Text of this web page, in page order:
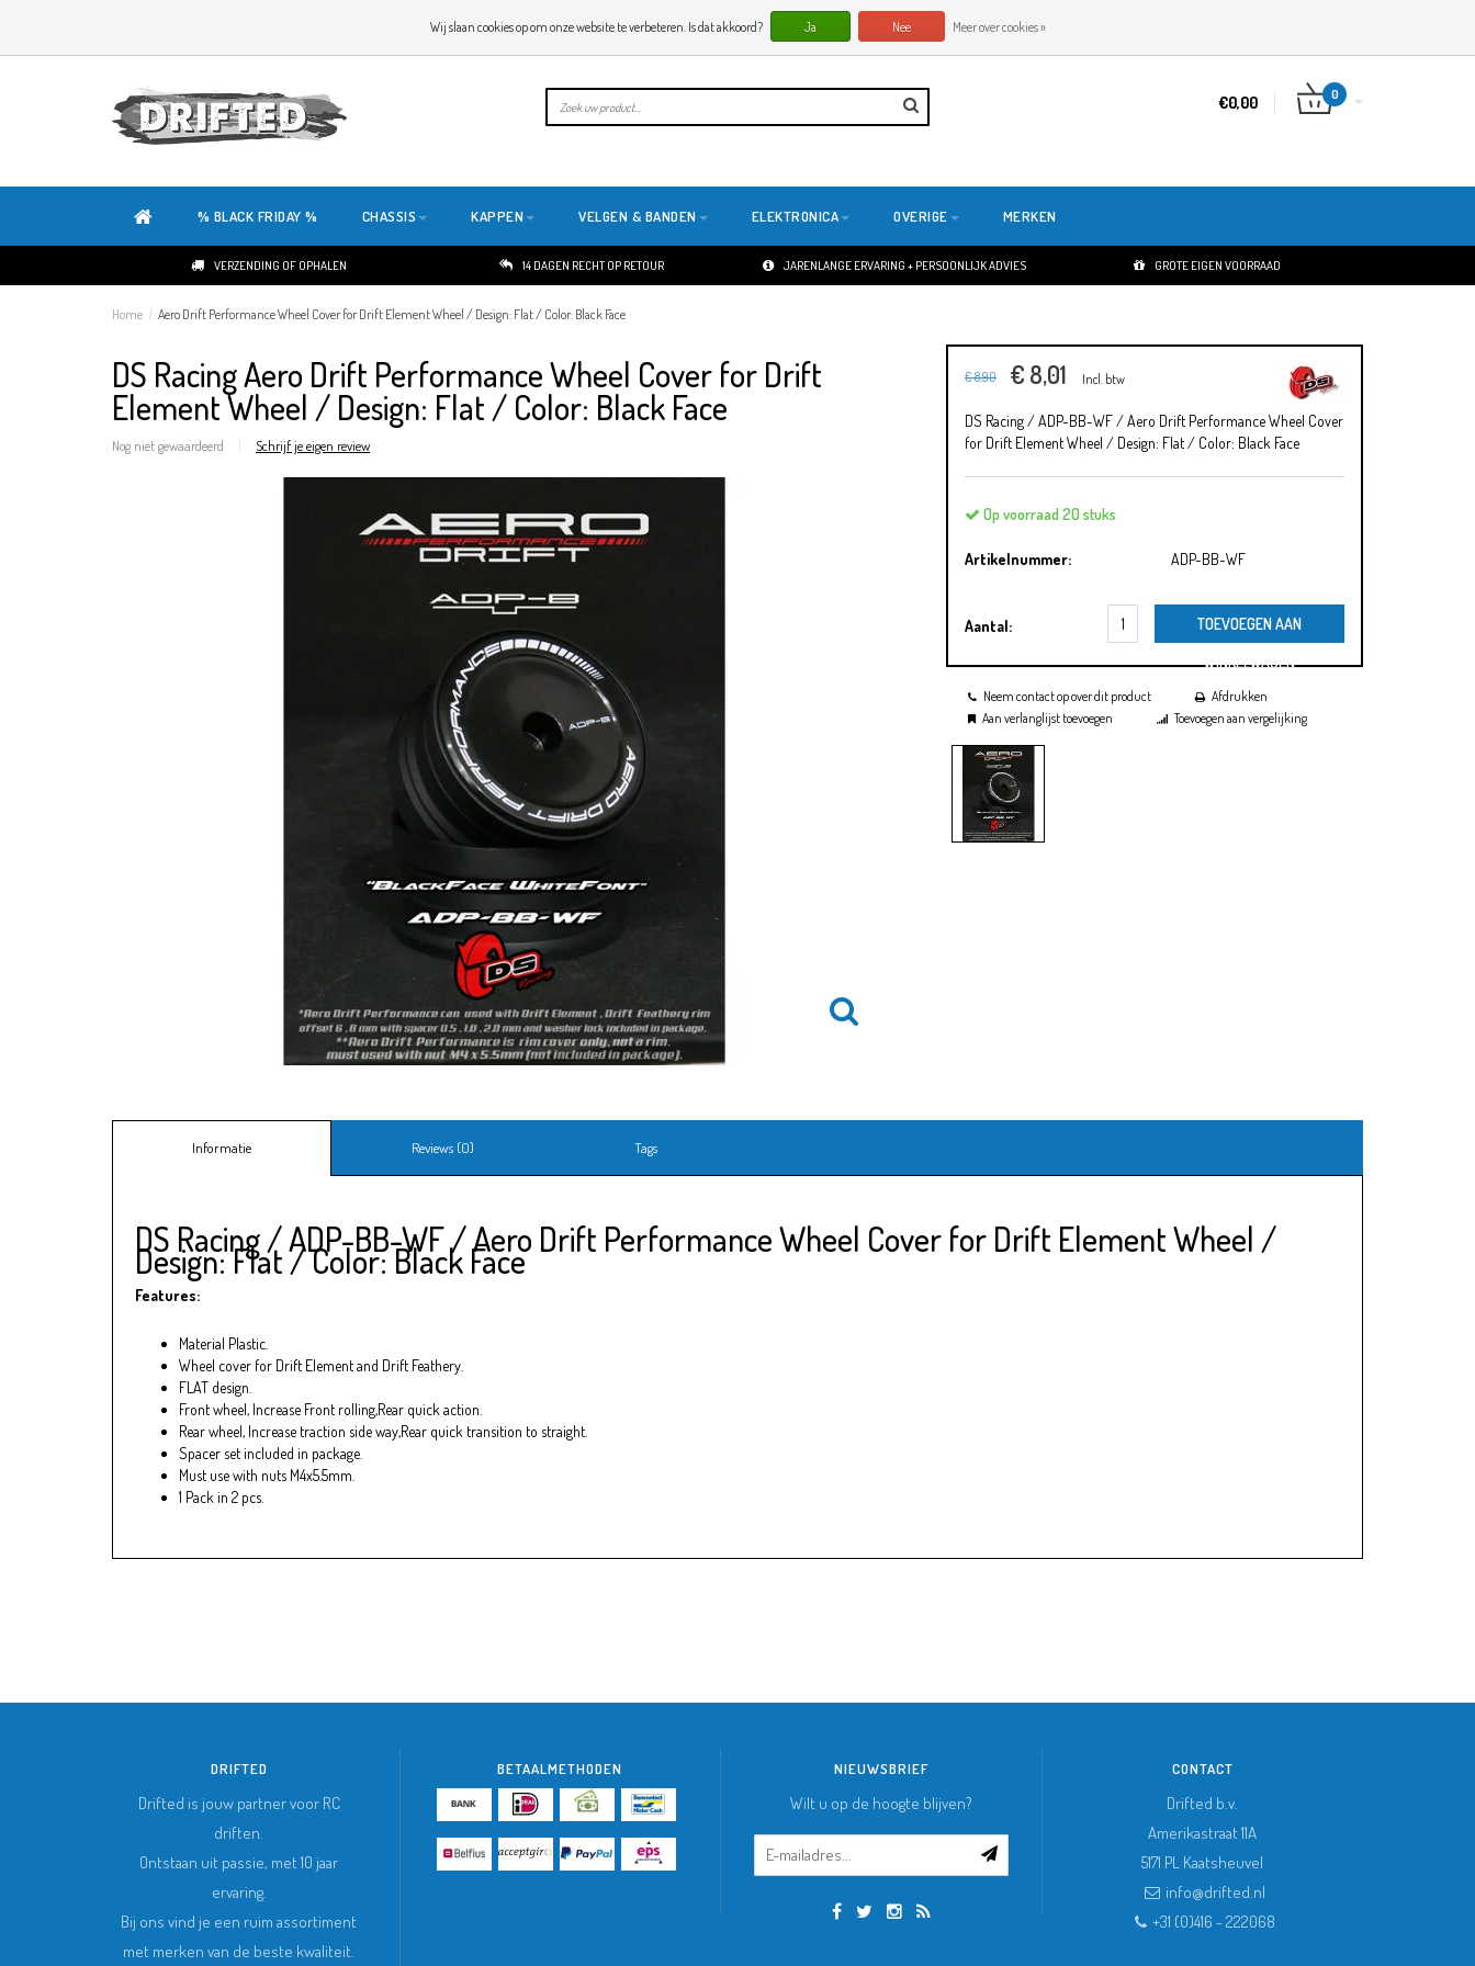
ONZE SITE IS HELEMAAL NIEUW. HEB JE TIPS OF FEEDBACK, KLIK HIER
€0,00 0
% BLACK FRIDAY % CHASSIS KAPPEN VELGEN & BANDEN ELEKTRONICA OVERIGE MERKEN
VERZENDING OF OPHALEN 14 DAGEN RECHT OP RETOUR JARENLANGE ERVARING + PERSOONLIJK ADVIES GROTE EIGEN VOORRAAD
Home / Aero Drift Performance Wheel Cover for Drift Element Wheel / Design: Flat / Color: Black Face
DS Racing Aero Drift Performance Wheel Cover for Drift
Element Wheel / Design: Flat / Color: Black Face
Nog niet gewaardeerd | Schrijf je eigen review
€ 8,90 € 8,01 Incl. btw
DS Racing / ADP-BB-WF / Aero Drift Performance Wheel Cover
for Drift Element Wheel / Design: Flat / Color: Black Face
Op voorraad 20 stuks
Artikelnummer: ADP-BB-WF
Aantal: TOEVOEGEN AAN
WINKELWAGEN
Neem contact op over dit product
Afdrukken
Aan verlanglijst toevoegen
Toevoegen aan vergelijking
Informatie Reviews (0) Tags
DS Racing / ADP-BB-WF / Aero Drift Performance Wheel Cover for Drift Element Wheel /
Design: Flat / Color: Black Face
Features:
Material Plastic.
Wheel cover for Drift Element and Drift Feathery.
FLAT design.
Front wheel, Increase Front rolling,Rear quick action.
Rear wheel, Increase traction side way,Rear quick transition to straight.
Spacer set included in package.
Must use with nuts M4x5.5mm.
1 Pack in 2 pcs.
DRIFTED
Drifted is jouw partner voor RC
driften.
Ontstaan uit passie, met 10 jaar
ervaring.
Bij ons vind je een ruim assortiment
met merken van de beste kwaliteit.
BETAALMETHODEN NIEUWSBRIEF
Wilt u op de hoogte blijven?
CONTACT
Drifted b.v.
Amerikastraat 11A
5171 PL Kaatsheuvel
info@drifted.nl
+31 (0)416 - 222068
Wij slaan cookies op om onze website te verbeteren. Is dat akkoord? Ja Nee Meer over cookies »